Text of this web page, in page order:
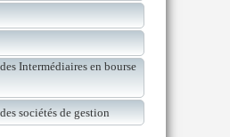
Intermédiaires en bourse
sociétés de gestion